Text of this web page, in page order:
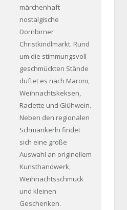
märchenhaft
nostalgische
Dornbirner
Christkindlmarkt. Rund
um die stimmungsvoll
geschmückten Stände
duftet es nach Maroni,
Weihnachtskeksen,
Raclette und Glühwein.
Neben den regionalen
Schmankerln findet
sich eine große
Auswahl an originellem
Kunsthandwerk,
Weihnachtsschmuck
und kleinen
Geschenken.